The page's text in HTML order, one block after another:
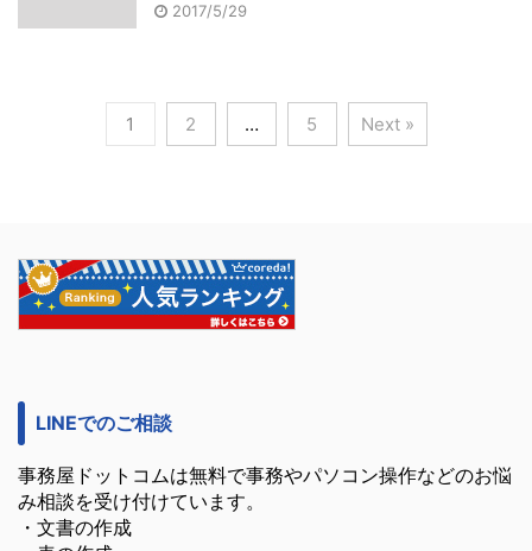
2017/5/29
1 2 … 5 Next »
LINEでのご相談
事務屋ドットコムは無料で事務やパソコン操作などのお悩
み相談を受け付けています。
・文書の作成